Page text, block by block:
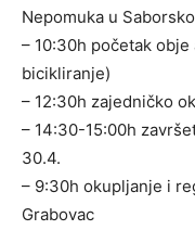
Nepomuka u
– 10:30h početak
bicikliranje)
– 12:30h zajedničko
– 14:30-15:00h
30.4.
– 9:30h okupljanje i
Grabovac